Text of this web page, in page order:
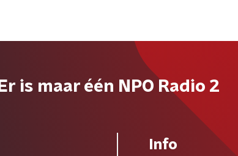
Er is maar één NPO Radio 2
Info